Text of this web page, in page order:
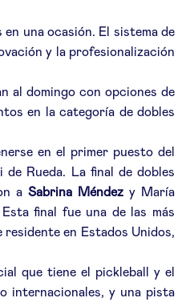
una ocasión. El sistema de
y la profesionalización
al domingo con opciones de
en la categoría de dobles
en el primer puesto del
Rueda. La final de dobles
a Sabrina Méndezy María
final fue una de las más
en Estados Unidos,
que tiene el pickleball y el
internacionales, y una pista